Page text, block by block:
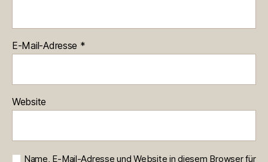
E-Mail-Adresse *
Website
Name, E-Mail-Adresse und Website in diesem Browser für